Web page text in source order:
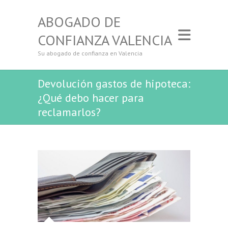
ABOGADO DE
CONFIANZA VALENCIA
Su abogado de confianza en Valencia
Devolución gastos de hipoteca:
¿Qué debo hacer para
reclamarlos?